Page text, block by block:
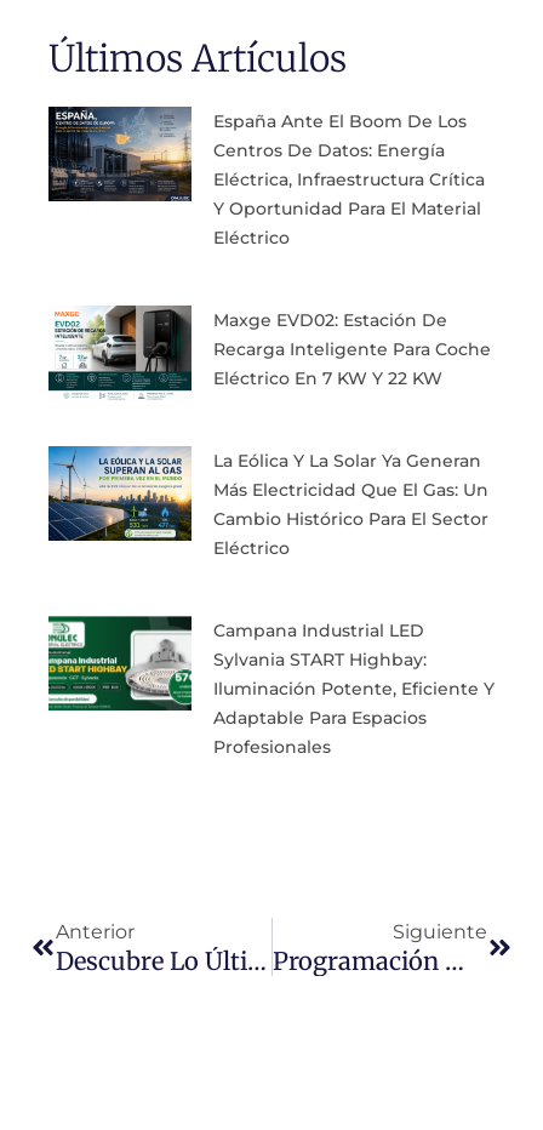
Últimos Artículos
España Ante El Boom De Los
Centros De Datos: Energía
Eléctrica, Infraestructura Crítica
Y Oportunidad Para El Material
Eléctrico
Maxge EVD02: Estación De
Recarga Inteligente Para Coche
Eléctrico En 7 KW Y 22 KW
La Eólica Y La Solar Ya Generan
Más Electricidad Que El Gas: Un
Cambio Histórico Para El Sector
Eléctrico
Campana Industrial LED
Sylvania START Highbay:
Iluminación Potente, Eficiente Y
Adaptable Para Espacios
Profesionales
Anterior
Descubre Lo Último En Guías Pasacables De Aguila
Siguiente
Programación Modernizada